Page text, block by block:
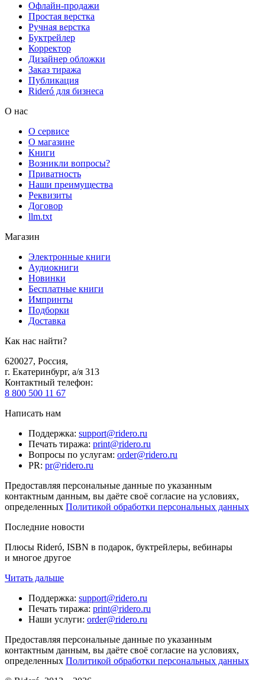
Офлайн-продажи
Простая верстка
Ручная верстка
Буктрейлер
Корректор
Дизайнер обложки
Заказ тиража
Публикация
Rideró для бизнеса
О нас
О сервисе
О магазине
Книги
Возникли вопросы?
Приватность
Наши преимущества
Реквизиты
Договор
llm.txt
Магазин
Электронные книги
Аудиокниги
Новинки
Бесплатные книги
Импринты
Подборки
Доставка
Как нас найти?
620027, Россия,
г. Екатеринбург, а/я 313
Контактный телефон:
8 800 500 11 67
Написать нам
Поддержка: support@ridero.ru
Печать тиража: print@ridero.ru
Вопросы по услугам: order@ridero.ru
PR: pr@ridero.ru
Предоставляя персональные данные по указанным
контактным данным, вы даёте своё согласие на условиях,
определенных Политикой обработки персональных данных
Последние новости
Плюсы Rideró, ISBN в подарок, буктрейлеры, вебинары
и многое другое
Читать дальше
Поддержка: support@ridero.ru
Печать тиража: print@ridero.ru
Наши услуги: order@ridero.ru
Предоставляя персональные данные по указанным
контактным данным, вы даёте своё согласие на условиях,
определенных Политикой обработки персональных данных